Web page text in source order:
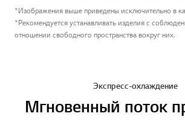
*Изображения выше приведены исключительно в
*Рекомендуется устанавливать изделия с
отношении свободного пространства вокруг них.
Экспресс-охлаждение
Мгновенный поток